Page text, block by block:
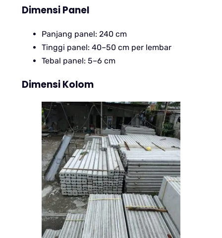
Dimensi Panel
Panjang panel: 240 cm
Tinggi panel: 40–50 cm per lembar
Tebal panel: 5–6 cm
Dimensi Kolom